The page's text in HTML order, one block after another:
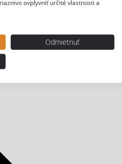
ovplyvniť určité vlastnosti a
Odmietnuť